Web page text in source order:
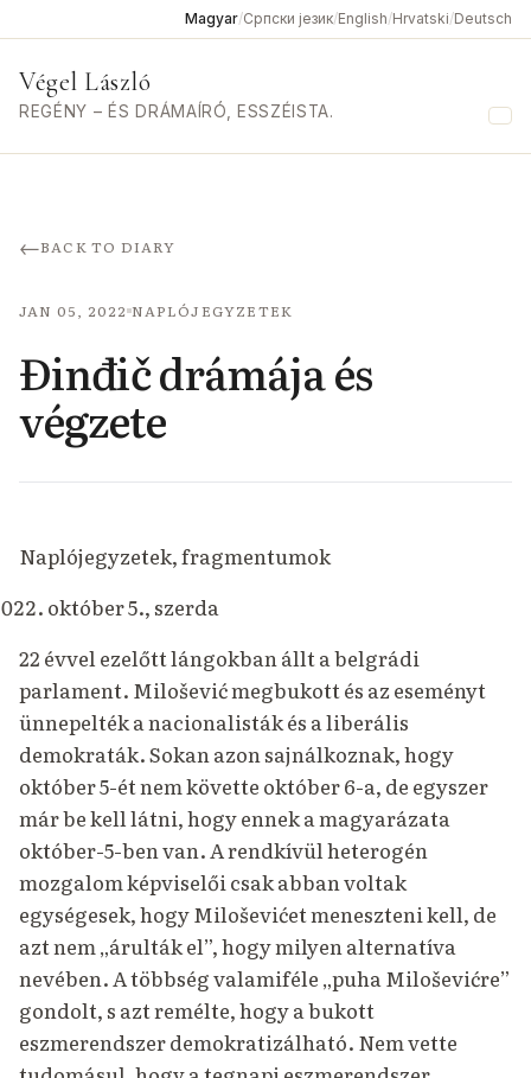
Magyar/Српски језик/English/Hrvatski/Deutsch
Végel László
REGÉNY – ÉS DRÁMAÍRÓ, ESSZÉISTA.
←BACK TO DIARY
JAN 05, 2022 NAPLÓJEGYZETEK
Đinđič drámája és
végzete
Naplójegyzetek, fragmentumok
október 5., szerda
22 évvel ezelőtt lángokban állt a belgrádi
parlament. Milošević megbukott és az eseményt
ünnepelték a nacionalisták és a liberális
demokraták. Sokan azon sajnálkoznak, hogy
október 5-ét nem követte október 6-a, de egyszer
már be kell látni, hogy ennek a magyarázata
október-5-ben van. A rendkívül heterogén
mozgalom képviselői csak abban voltak
egységesek, hogy Miloševićet meneszteni kell, de
azt nem „árulták el”, hogy milyen alternatíva
nevében. A többség valamiféle „puha Miloševićre”
gondolt, s azt remélte, hogy a bukott
eszmerendszer demokratizálható. Nem vette